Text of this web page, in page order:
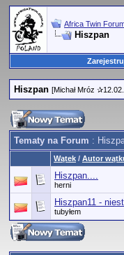
Africa Twin
Hiszpan
Hiszpan [Michał Mróz
Tematy na Forum :
Wątek / Autor
Hiszpan....
herni
Hiszpan11 -
tubyłem